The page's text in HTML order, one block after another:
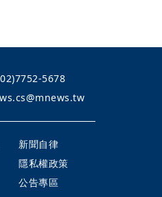
5678
新聞自律
隱私權政策
公告專區